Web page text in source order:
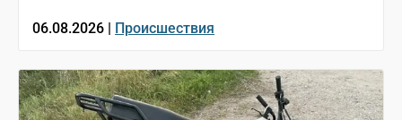
06.08.2026 | Происшествия